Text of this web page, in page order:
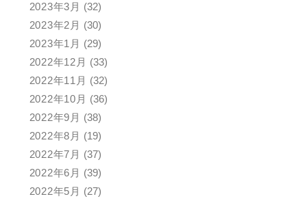
2023年3月 (32)
2023年2月 (30)
2023年1月 (29)
2022年12月 (33)
2022年11月 (32)
2022年10月 (36)
2022年9月 (38)
2022年8月 (19)
2022年7月 (37)
2022年6月 (39)
2022年5月 (27)